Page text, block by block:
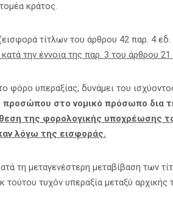
κράτος.
τίτλων του άρθρου 42 παρ. 4 εδ.
την έννοια της παρ. 3 του άρθρου
φόρο υπεραξίας, δυνάμει του
προσώπου στο νομικό πρόσωπο δια
της φορολογικής υποχρέωσης
λόγω της εισφοράς.
τη μεταγενέστερη μεταβίβαση των
τυχόν υπεραξία μεταξύ